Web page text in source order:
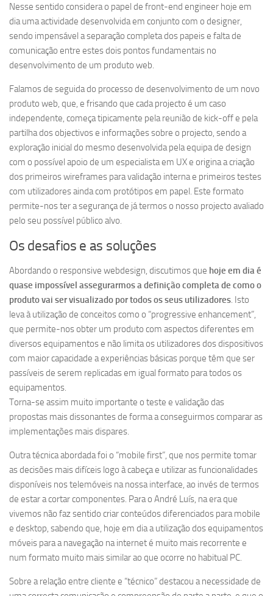
Nesse sentido considera o papel de front-end engineer hoje em
dia uma actividade desenvolvida em conjunto com o designer,
sendo impensável a separação completa dos papeis e falta de
comunicação entre estes dois pontos fundamentais no
desenvolvimento de um produto web.
Falamos de seguida do processo de desenvolvimento de um novo
produto web, que, e frisando que cada projecto é um caso
independente, começa tipicamente pela reunião de kick-off e pela
partilha dos objectivos e informações sobre o projecto, sendo a
exploração inicial do mesmo desenvolvida pela equipa de design
com o possível apoio de um especialista em UX e origina a criação
dos primeiros wireframes para validação interna e primeiros testes
com utilizadores ainda com protótipos em papel. Este formato
permite-nos ter a segurança de já termos o nosso projecto avaliado
pelo seu possível público alvo.
Os desafios e as soluções
Abordando o responsive webdesign, discutimos que hoje em dia é
quase impossível assegurarmos a definição completa de como o
produto vai ser visualizado por todos os seus utilizadores. Isto
leva à utilização de conceitos como o “progressive enhancement”,
que permite-nos obter um produto com aspectos diferentes em
diversos equipamentos e não limita os utilizadores dos dispositivos
com maior capacidade a experiências básicas porque têm que ser
passíveis de serem replicadas em igual formato para todos os
equipamentos.
Torna-se assim muito importante o teste e validação das
propostas mais dissonantes de forma a conseguirmos comparar as
implementações mais dispares.
Outra técnica abordada foi o “mobile first”, que nos permite tomar
as decisões mais difíceis logo à cabeça e utilizar as funcionalidades
disponíveis nos telemóveis na nossa interface, ao invés de termos
de estar a cortar componentes. Para o André Luís, na era que
vivemos não faz sentido criar conteúdos diferenciados para mobile
e desktop, sabendo que, hoje em dia a utilização dos equipamentos
móveis para a navegação na internet é muito mais recorrente e
num formato muito mais similar ao que ocorre no habitual PC.
Sobre a relação entre cliente e “técnico” destacou a necessidade de